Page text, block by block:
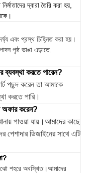
দ্বারা তৈরি করা হয়,
এবং প্রস্থ চিহ্নিত করা হয়।
পৃষ্ঠ ভাঙা এড়াতে.
ব্যবস্থা করতে পারেন?
পছন্দ করেন তা আমাকে
করতে পারি।
অফার করেন?
পাওয়া যায়।আমাদের কাছে
পেশাদার ডিজাইনের সাথে এটি
শহরে অবস্থিত।আমাদের